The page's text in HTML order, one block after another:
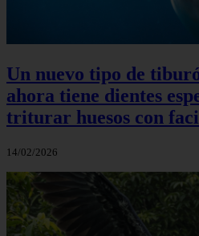
Un nuevo tipo de
ahora tiene dientes
triturar huesos con
14/02/2026